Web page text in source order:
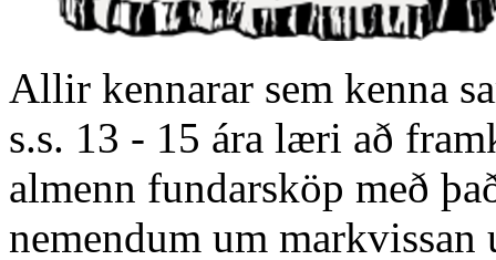
Allir kennarar sem kenna
s.s. 13 - 15 ára læri að
almenn fundarsköp með
nemendum um